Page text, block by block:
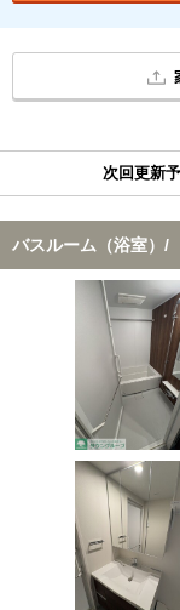
次回更新
バスルーム（浴室）/